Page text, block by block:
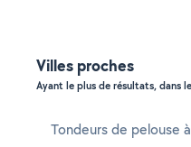
Villes proches
Ayant le plus de résultats, dans
Tondeurs de pelouse